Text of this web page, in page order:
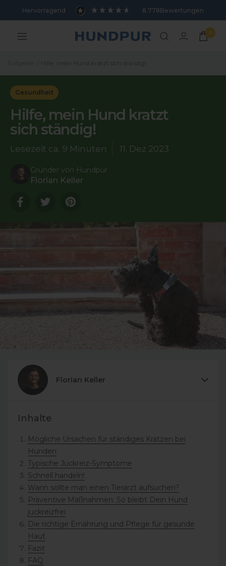
Hervorragend 8.778Bewertungen
Navigation Hundpur 0
Gesundheit
Hilfe, mein Hund kratzt
sich ständig!
Lesezeit ca. 9 Minuten 11. Dez 2023
Gründer von Hundpur
Florian Keller
Translation
missing:
TranslationTranslation
missing:
de.general.sharing.pinterest
Florian Keller
Inhalte
Mögliche Ursachen für ständiges Kratzen bei
Hunden
Typische Juckreiz-Symptome
Schnell handeln!
Wann sollte man einen Tierarzt aufsuchen?
Präventive Maßnahmen: So bleibt Dein Hund
juckreizfrei
Die richtige Ernährung und Pflege für gesunde
Haut
Fazit
FAQ